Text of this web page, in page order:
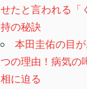
せたと言われる「
持の秘訣
本田圭佑の目
つの理由！病気の
相に迫る